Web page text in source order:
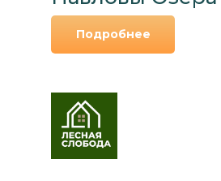
Подробнее